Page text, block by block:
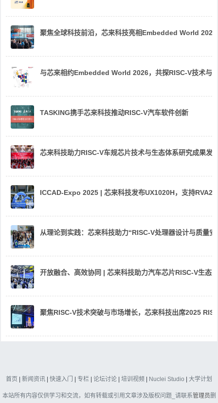
聚焦全球科技前沿，芯来科技亮相Embedded World 2026
与芯来相约Embedded World 2026，共探RISC-V技术与
TASKING携手芯来科技推动RISC-V汽车软件创新
芯来科技助力RISC-V车规芯片技术与生态体系研究成果发
ICCAD-Expo 2025 | 芯来科技发布UX1020H，支持
从理论到实践：芯来科技助力“RISC-V处理器设计与质量
开放融合、高效协同 | 芯来科技助力汽车芯片RISC-V生态
聚焦RISC-V技术突破与市场增长，芯来科技出席2025
首页 新闻资讯 快速入门 专栏 论坛讨论 培训视频 Nuclei Studio 大学计划
本站所有内容仅供学习和交流，如有转载或引用文章涉及版权问题_请联系管理员删